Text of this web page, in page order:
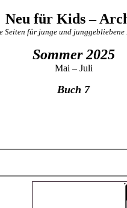
Neu für Kids –
Seiten für junge und junggebliebene
Sommer 2025
Mai – Juli
Buch 7